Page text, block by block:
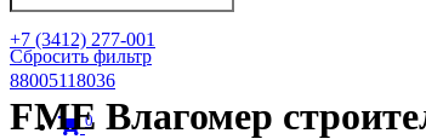
+7 (3412) 277-001
88005118036
0
Сбросить фильтр
FME Влагомер